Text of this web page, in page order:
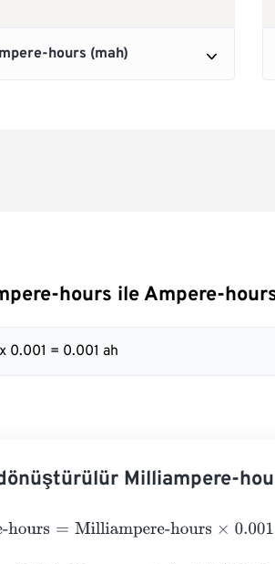
hours ile Ampere-
0.001 = 0.001 ah
Milliampere-
=Milliampere-hours×0.001